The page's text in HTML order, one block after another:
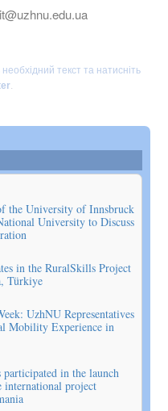
необхідний текст та натисніть
the University of Innsbruck
University to Discuss
in the RuralSkills Project
Türkiye
UzhNU Representatives
Mobility Experience in
in the launch
international project